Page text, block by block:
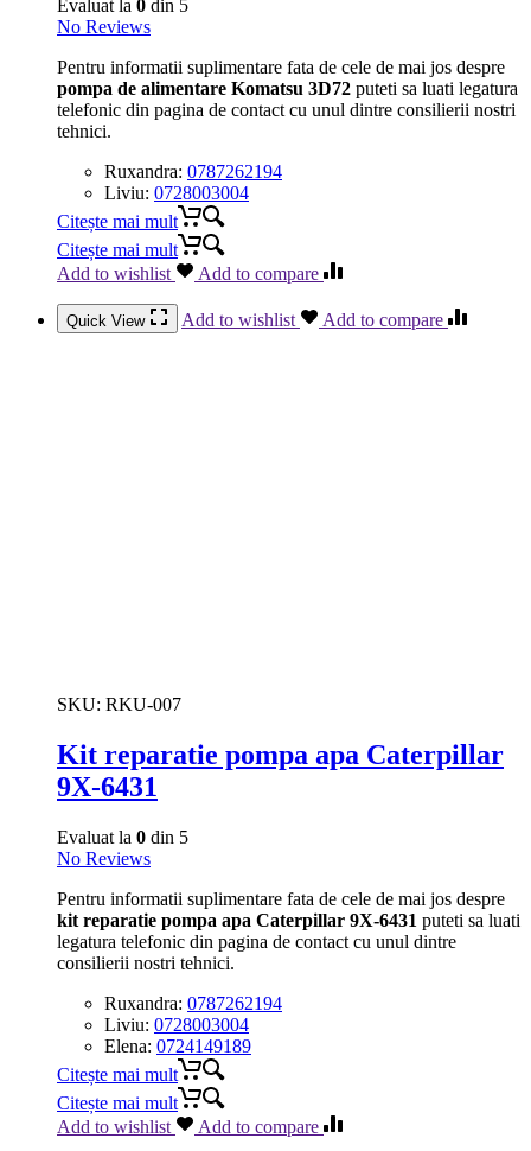
Evaluat la 0 din 5
No Reviews
Pentru informatii suplimentare fata de cele de mai jos despre
pompa de alimentare Komatsu 3D72 puteti sa luati legatura
telefonic din pagina de contact cu unul dintre consilierii nostri
tehnici.
Ruxandra: 0787262194
Liviu: 0728003004
Citește mai mult
Citește mai mult
Add to wishlist
Add to compare
Quick View Add to wishlist Add to compare
SKU: RKU-007
Kit reparatie pompa apa Caterpillar
9X-6431
Evaluat la 0 din 5
No Reviews
Pentru informatii suplimentare fata de cele de mai jos despre
kit reparatie pompa apa Caterpillar 9X-6431 puteti sa luati
legatura telefonic din pagina de contact cu unul dintre
consilierii nostri tehnici.
Ruxandra: 0787262194
Liviu: 0728003004
Elena: 0724149189
Citește mai mult
Citește mai mult
Add to wishlist
Add to compare